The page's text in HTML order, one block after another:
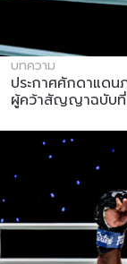
บทความ
ประกาศศักดาแดน
ผู้คว้าสัญญาฉบับ